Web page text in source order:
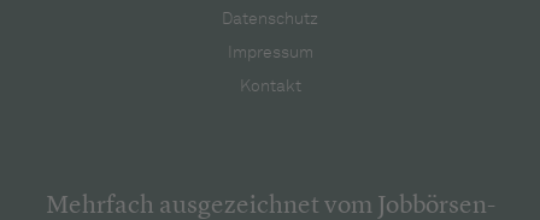
Datenschutz
Impressum
Kontakt
Mehrfach ausgezeichnet vom Jobbörsen-